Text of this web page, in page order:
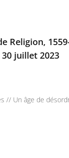
Religion,
juillet 2023
// Un âge de